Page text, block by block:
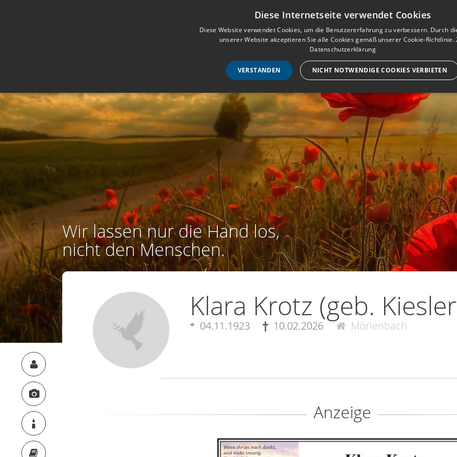
Musterbuch für Traueranzeigen
STARTSEITE
Wir lassen nur die Hand los,
nicht den Menschen.
Klara Krotz (geb.
04.11.1923 10.02.2026 Mörlenbach
Anzeige
Diese Internetseite verwendet Cookies
Diese Website verwendet Cookies, um die Benutzererfahrung zu verbessern. Durch
unserer Website akzeptieren Sie alle Cookies gemäß unserer Cookie-Richtlinie.
Datenschutzerklärung
VERSTANDEN NICHT NOTWENDIGE COOKIES VERBIETEN